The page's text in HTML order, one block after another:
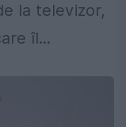
la televizor,
îl...